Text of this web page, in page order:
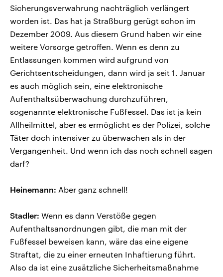
Sicherungsverwahrung nachträglich verlängert
worden ist. Das hat ja Straßburg gerügt schon im
Dezember 2009. Aus diesem Grund haben wir eine
weitere Vorsorge getroffen. Wenn es denn zu
Entlassungen kommen wird aufgrund von
Gerichtsentscheidungen, dann wird ja seit 1. Januar
es auch möglich sein, eine elektronische
Aufenthaltsüberwachung durchzuführen,
sogenannte elektronische Fußfessel. Das ist ja kein
Allheilmittel, aber es ermöglicht es der Polizei, solche
Täter doch intensiver zu überwachen als in der
Vergangenheit. Und wenn ich das noch schnell sagen
darf?
Heinemann: Aber ganz schnell!
Stadler: Wenn es dann Verstöße gegen
Aufenthaltsanordnungen gibt, die man mit der
Fußfessel beweisen kann, wäre das eine eigene
Straftat, die zu einer erneuten Inhaftierung führt.
Also da ist eine zusätzliche Sicherheitsmaßnahme